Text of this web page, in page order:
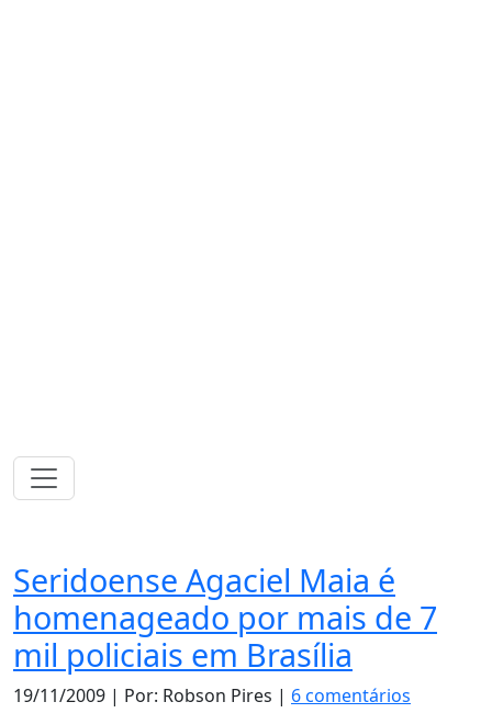
Seridoense Agaciel Maia é
homenageado por mais de 7
mil policiais em Brasília
19/11/2009 | Por: Robson Pires | 6 comentários